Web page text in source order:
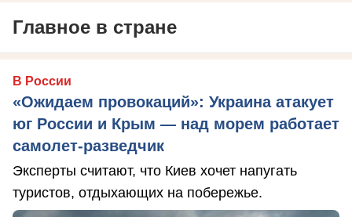
Главное в стране
В России
«Ожидаем провокаций»: Украина атакует
юг России и Крым — над морем работает
самолет-разведчик
Эксперты считают, что Киев хочет напугать
туристов, отдыхающих на побережье.